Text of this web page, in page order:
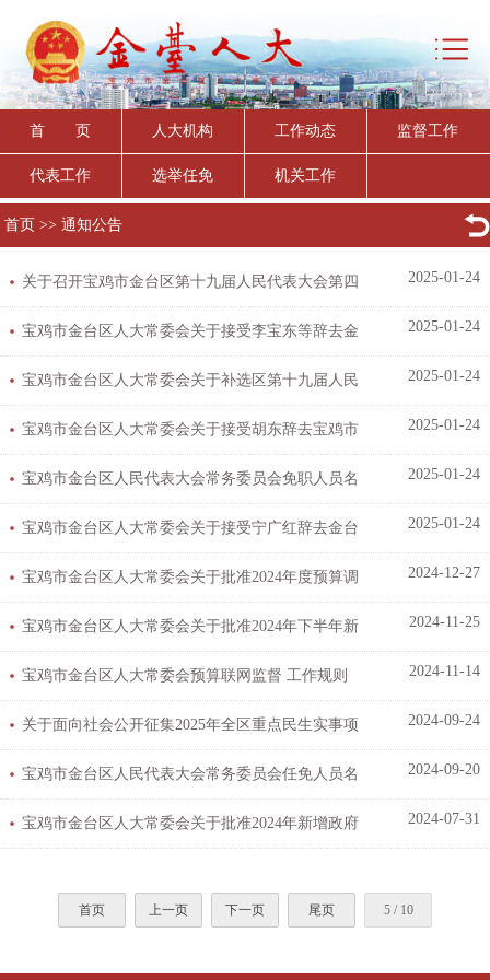
首 页 人大机构 工作动态 监督工作
代表工作 选举任免 机关工作
首页 >> 通知公告
关于召开宝鸡市金台区第十九届人民代表大会第四
次会议的决定
2025-01-24
宝鸡市金台区人大常委会关于接受李宝东等辞去金
台区第十九届人民代表大会代表职务请求...
2025-01-24
宝鸡市金台区人大常委会关于补选区第十九届人民
代表大会代表的决定
2025-01-24
宝鸡市金台区人大常委会关于接受胡东辞去宝鸡市
金台区监察委员会主任职务请求的决定
2025-01-24
宝鸡市金台区人民代表大会常务委员会免职人员名
单
2025-01-24
宝鸡市金台区人大常委会关于接受宁广红辞去金台
区第十九届人民代表大会常务委员会委员...
2025-01-24
宝鸡市金台区人大常委会关于批准2024年度预算调
整及新增置换债券安排方案的决定
2024-12-27
宝鸡市金台区人大常委会关于批准2024年下半年新
增政府债券资金安排方案的决定
2024-11-25
宝鸡市金台区人大常委会预算联网监督 工作规则
（试行）
2024-11-14
关于面向社会公开征集2025年全区重点民生实事项
目建议的公告
2024-09-24
宝鸡市金台区人民代表大会常务委员会任免人员名
单
2024-09-20
宝鸡市金台区人大常委会关于批准2024年新增政府 2024-07-31
首页 上一页 下一页 尾页 5 / 10